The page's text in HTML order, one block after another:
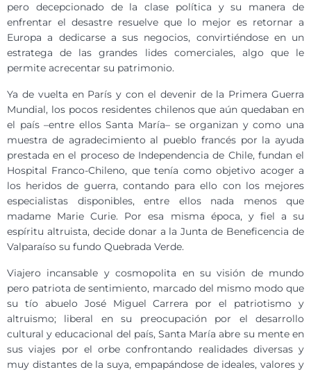
pero decepcionado de la clase política y su manera de
enfrentar el desastre resuelve que lo mejor es retornar a
Europa a dedicarse a sus negocios, convirtiéndose en un
estratega de las grandes lides comerciales, algo que le
permite acrecentar su patrimonio.
Ya de vuelta en París y con el devenir de la Primera Guerra
Mundial, los pocos residentes chilenos que aún quedaban en
el país –entre ellos Santa María– se organizan y como una
muestra de agradecimiento al pueblo francés por la ayuda
prestada en el proceso de Independencia de Chile, fundan el
Hospital Franco-Chileno, que tenía como objetivo acoger a
los heridos de guerra, contando para ello con los mejores
especialistas disponibles, entre ellos nada menos que
madame Marie Curie. Por esa misma época, y fiel a su
espíritu altruista, decide donar a la Junta de Beneficencia de
Valparaíso su fundo Quebrada Verde.
Viajero incansable y cosmopolita en su visión de mundo
pero patriota de sentimiento, marcado del mismo modo que
su tío abuelo José Miguel Carrera por el patriotismo y
altruismo; liberal en su preocupación por el desarrollo
cultural y educacional del país, Santa María abre su mente en
sus viajes por el orbe confrontando realidades diversas y
muy distantes de la suya, empapándose de ideales, valores y